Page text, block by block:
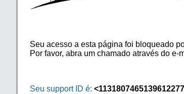
Seu acesso a esta página foi bloqueado
Por favor, abra um chamado através do e-
Seu support ID é: